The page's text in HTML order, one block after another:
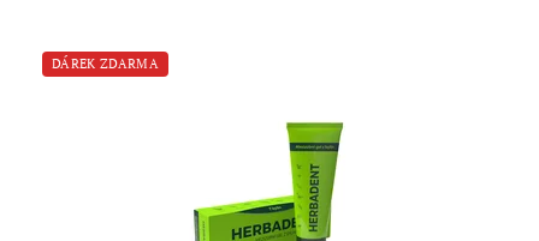
DÁREK ZDARMA